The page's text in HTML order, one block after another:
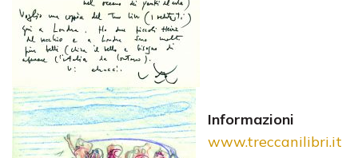
Informazioni
www.treccanilibri.it